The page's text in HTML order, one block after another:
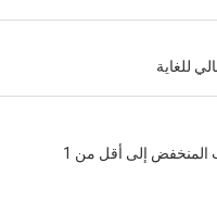
للغاية
يمكن أن يصل التسرب المنخفض إلى أقل من 1